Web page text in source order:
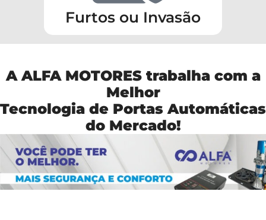
Furtos ou Invasão
A ALFA MOTORES trabalha com a
Melhor
Tecnologia de Portas Automáticas
do Mercado!